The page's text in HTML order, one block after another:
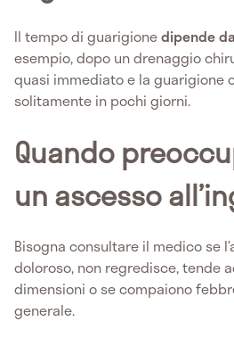
Il tempo di guarigionedipende
esempio, dopo un drenaggio
quasi immediato e la guarigione
solitamente in pochi giorni.
Quando
un ascesso
Bisogna consultare il medico se
doloroso, non regredisce, tende
dimensioni o se compaiono
generale.